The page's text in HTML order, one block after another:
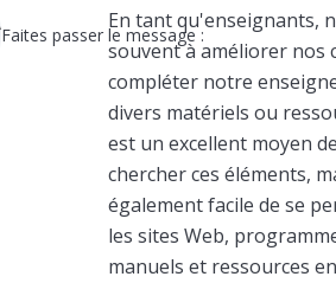
En tant qu'enseignants,
souvent à améliorer nos
compléter notre
divers matériels ou
est un excellent moyen
chercher ces éléments,
également facile de se
les sites Web,
manuels et ressources
Faites passer le message :